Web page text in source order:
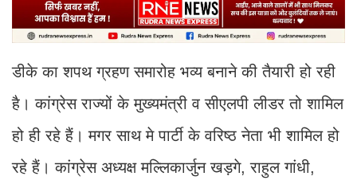
डीके का शपथ ग्रहण समारोह भव्य बनाने की तैयारी हो रही
है। कांग्रेस राज्यों के मुख्यमंत्री व सीएलपी लीडर तो शामिल
हो ही रहे हैं। मगर साथ मे पार्टी के वरिष्ठ नेता भी शामिल हो
रहे हैं। कांग्रेस अध्यक्ष मल्लिकार्जुन खड़गे, राहुल गांधी,